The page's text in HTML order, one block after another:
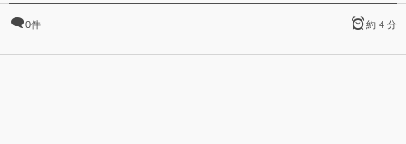
0件 約 4 分